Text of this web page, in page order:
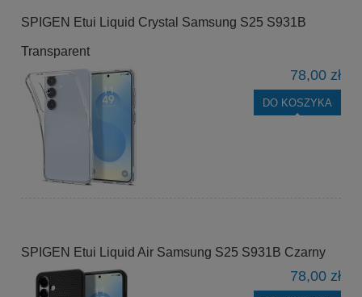
SPIGEN Etui Liquid Crystal Samsung S25 S931B
Transparent
78,00 zł
DO KOSZYKA
SPIGEN Etui Liquid Air Samsung S25 S931B Czarny
78,00 zł